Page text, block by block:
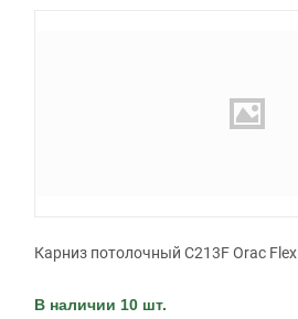
Карниз потолочный C213F Orac Flex
В наличии 10 шт.